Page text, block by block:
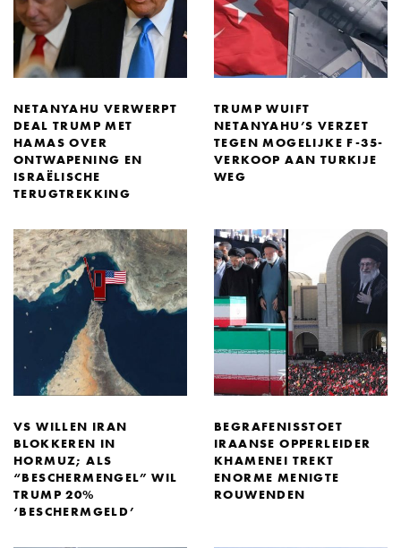
NETANYAHU VERWERPT
DEAL TRUMP MET
HAMAS OVER
ONTWAPENING EN
ISRAËLISCHE
TERUGTREKKING
TRUMP WUIFT
NETANYAHU’S VERZET
TEGEN MOGELIJKE F-35-
VERKOOP AAN TURKIJE
WEG
VS WILLEN IRAN
BLOKKEREN IN
HORMUZ; ALS
“BESCHERMENGEL” WIL
TRUMP 20%
‘BESCHERMGELD’
BEGRAFENISSTOET
IRAANSE OPPERLEIDER
KHAMENEI TREKT
ENORME MENIGTE
ROUWENDEN